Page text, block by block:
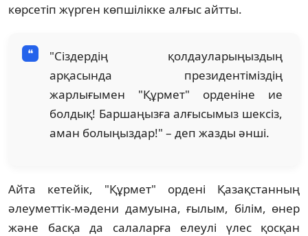
көрсетіп жүрген көпшілікке алғыс айтты.
"Сіздердің қолдауларыңыздың
арқасында президентіміздің
жарлығымен "Құрмет" орденіне ие
болдық! Баршаңызға алғысымыз шексіз,
аман болыңыздар!" – деп жазды әнші.
Айта кетейік, "Құрмет" ордені Қазақстанның
әлеуметтік-мәдени дамуына, ғылым, білім, өнер
және басқа да салаларға елеулі үлес қосқан